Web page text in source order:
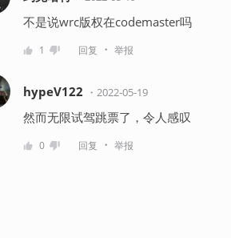
不是说wrc版权在codemaster吗
1 回复 ・ 举报
hypeV122 ・ 2022-05-19
然而无限试驾跳票了，令人感叹
0 回复 ・ 举报